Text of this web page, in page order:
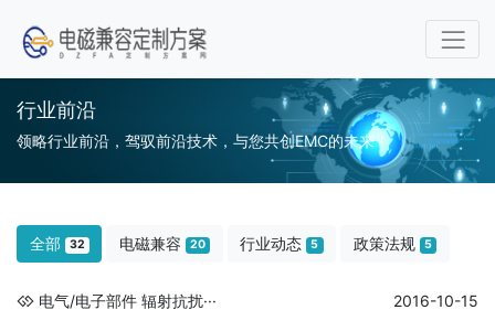
行业前沿
领略行业前沿，驾驭前沿技术，与您共创EMC的未来！
全部 32 电磁兼容 20 行业动态 5 政策法规 5
电气/电子部件 辐射抗扰··· 2016-10-15